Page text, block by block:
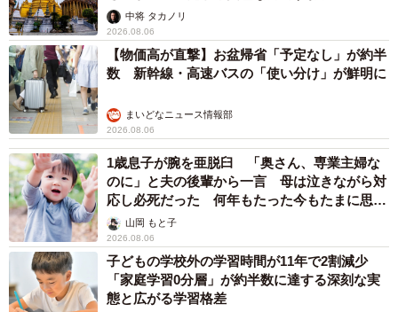
ますよ！」→ノリノリでポーズを取っていた
ら……スマホを返してもらえない 「日本人は
カモ代表かも」「私は6時間で3万円払った」
宮前 晶子
2026.08.06
詐欺メール続々 社員を個人アカウントへ誘導
→最後は不正送金…求められる「だまされる前
提」の対策
井二 かける
2026.08.06
重みも歴史もズッシリ…出雲大社の日本最大級
「大しめ縄」が8年ぶり掛けかえ 伝統の「大
撚り合わせ」が28万回超再生「ほんとに圧巻」
まいどなニュース調査部
2026.08.06
「これ全部長野県」海外のような絶景ショット
に感動と反響「離れてからいいところだったん